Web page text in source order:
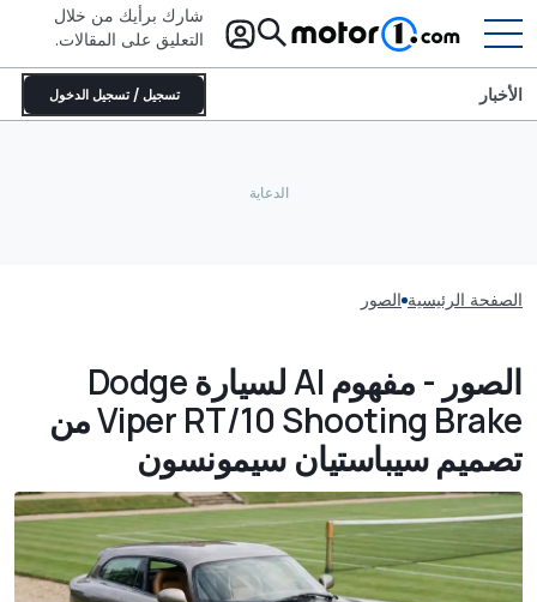
شارك برأيك من خلال
التعليق على المقالات.
تسجيل / تسجيل الدخول الأخبار
الصفحة الرئيسية الصور
الصور - مفهوم AI لسيارة Dodge
Viper RT/10 Shooting Brake من
تصميم سيباستيان سيمونسون